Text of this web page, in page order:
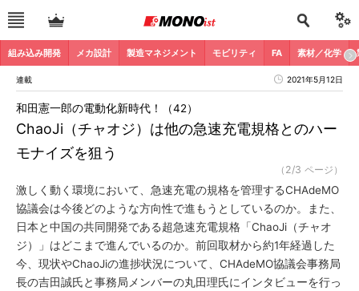
組み込み開発 メカ設計 製造マネジメント モビリティ FA 素材／化学
連載 2021年5月12日
ChaoJi（チャオジ）は他の急速充電規格とのハー
モナイズを狙う
和田憲一郎の電動化新時代！（42）
（2/3 ページ）
激しく動く環境において、急速充電の規格を管理するCHAdeMO
協議会は今後どのような方向性で進もうとしているのか。また、
日本と中国の共同開発である超急速充電規格「ChaoJi（チャオ
ジ）」はどこまで進んでいるのか。前回取材から約1年経過した
今、現状やChaoJiの進捗状況について、CHAdeMO協議会事務局
長の吉田誠氏と事務局メンバーの丸田理氏にインタビューを行っ